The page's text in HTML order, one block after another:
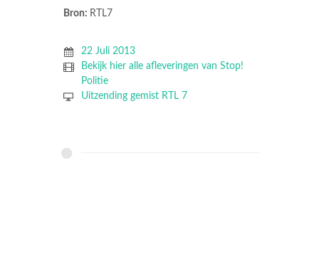
Bron: RTL7
22 Juli 2013
Bekijk hier alle afleveringen van Stop!
Politie
Uitzending gemist RTL 7